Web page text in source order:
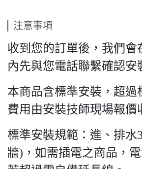
注意事項
收到您的訂單後，我們會
內先與您電話聯繫確認安
本商品含標準安裝，超過
費用由安裝技師現場報價
標準安裝規範：進、排水
牆)，如需插電之商品，電